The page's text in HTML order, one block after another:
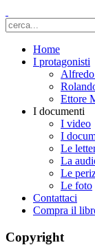
Home
I protagonisti
Ettore
I documenti
I video
I
Le
La
Le
Le foto
Contattaci
Compra il
Copyright